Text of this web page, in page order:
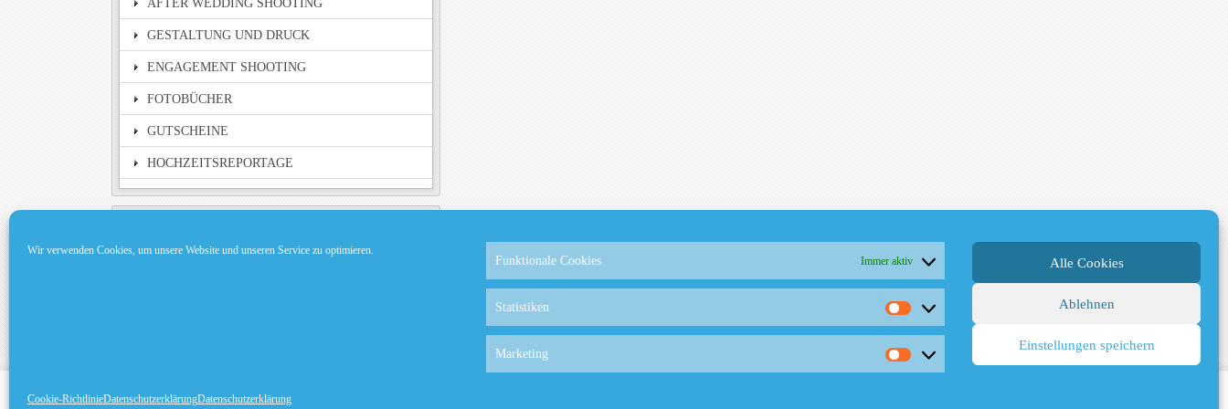
Wir verwenden Cookies, um unsere Website und unseren Service zu optimieren.
Funktionale Cookies Immer aktiv
Statistiken
Marketing
Alle Cookies
Ablehnen
Einstellungen speichern
Cookie-RichtlinieDatenschutzerklärungDatenschutzerklärung
GESTALTUNG UND DRUCK
ENGAGEMENT SHOOTING
FOTOBÜCHER
GUTSCHEINE
HOCHZEITSREPORTAGE
This website uses cookies to improve your experience. We'll assume you're ok with this, but you can opt-out if you wish.